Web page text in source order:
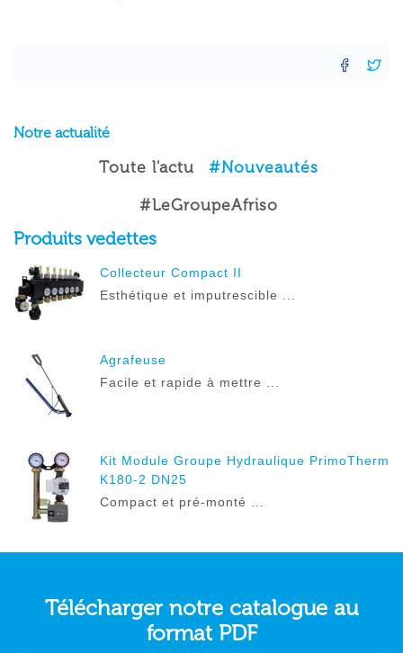
Notre actualité
Toute l'actu
#Nouveautés
#LeGroupeAfriso
Produits vedettes
Collecteur Compact II
Esthétique et imputrescible ...
Agrafeuse
Facile et rapide à mettre ...
Kit Module Groupe Hydraulique PrimoTherm
K180-2 DN25
Compact et pré-monté ...
Télécharger notre catalogue au
format PDF